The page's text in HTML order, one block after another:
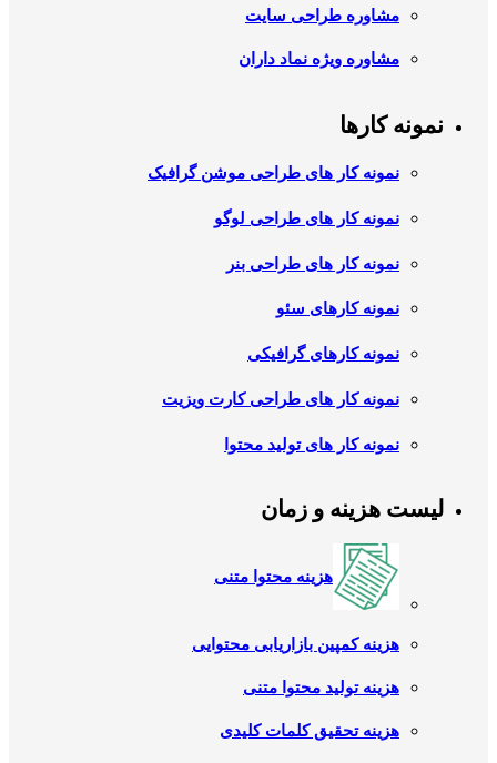
مشاوره طراحی سایت
مشاوره ویژه نماد داران
نمونه کارها
نمونه کار های طراحی موشن گرافیک
نمونه کار های طراحی لوگو
نمونه کار های طراحی بنر
نمونه کارهای سئو
نمونه کارهای گرافیکی
نمونه کار های طراحی کارت ویزیت
نمونه کار های تولید محتوا
لیست هزینه و زمان
هزینه محتوا متنی
هزینه کمپین بازاریابی محتوایی
هزینه تولید محتوا متنی
هزینه تحقیق کلمات کلیدی